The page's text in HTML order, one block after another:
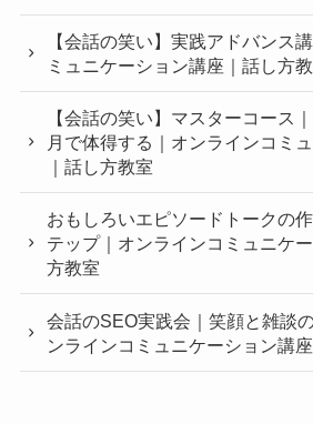
【会話の笑い】実践アドバンス
ミュニケーション講座｜話し方
【会話の笑い】マスターコース
月で体得する｜オンラインコミ
｜話し方教室
おもしろいエピソードトークの
テップ｜オンラインコミュニケ
方教室
会話のSEO実践会｜笑顔と雑談
ンラインコミュニケーション講